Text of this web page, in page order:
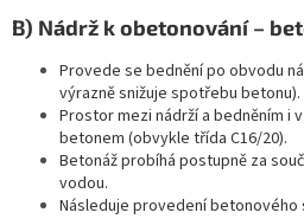
B) Nádrž k obetonování –
Provede se bednění po obvodu
výrazně snižuje spotřebu betonu).
Prostor mezi nádrží a bedněním i
betonem (obvykle třída C16/20).
Betonáž probíhá postupně za
vodou.
Následuje provedení betonového